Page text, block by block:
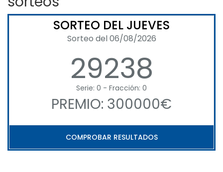
SORTEO DEL JUEVES
Sorteo del 06/08/2026
29238
Serie: 0 - Fracción: 0
PREMIO: 300000€
COMPROBAR RESULTADOS